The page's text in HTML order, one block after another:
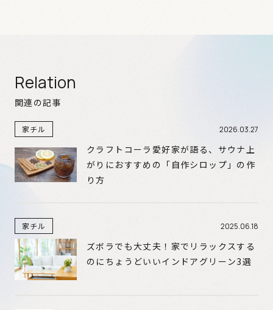
Relation
関連の記事
家チル 2026.03.27
クラフトコーラ愛好家が語る、サウナ上
がりにおすすめの「自作シロップ」の作
り方
家チル 2025.06.18
ズボラでも大丈夫！家でリラックスする
のにちょうどいいインドアグリーン3選